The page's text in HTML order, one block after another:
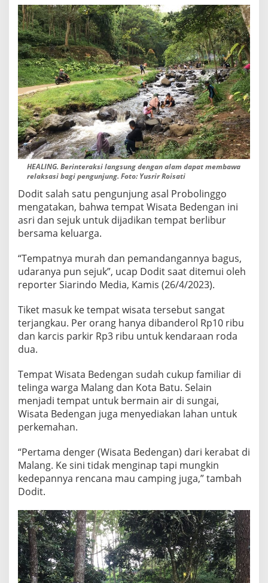
A
R
A
N
HEALING. Berinteraksi langsung dengan alam dapat membawa
relaksasi bagi pengunjung. Foto: Yusrir Roisati
Dodit salah satu pengunjung asal Probolinggo
mengatakan, bahwa tempat Wisata Bedengan ini
asri dan sejuk untuk dijadikan tempat berlibur
bersama keluarga.
“Tempatnya murah dan pemandangannya bagus,
udaranya pun sejuk”, ucap Dodit saat ditemui oleh
reporter Siarindo Media, Kamis (26/4/2023).
Tiket masuk ke tempat wisata tersebut sangat
terjangkau. Per orang hanya dibanderol Rp10 ribu
dan karcis parkir Rp3 ribu untuk kendaraan roda
dua.
Tempat Wisata Bedengan sudah cukup familiar di
telinga warga Malang dan Kota Batu. Selain
menjadi tempat untuk bermain air di sungai,
Wisata Bedengan juga menyediakan lahan untuk
perkemahan.
“Pertama denger (Wisata Bedengan) dari kerabat di
Malang. Ke sini tidak menginap tapi mungkin
kedepannya rencana mau camping juga,” tambah
Dodit.